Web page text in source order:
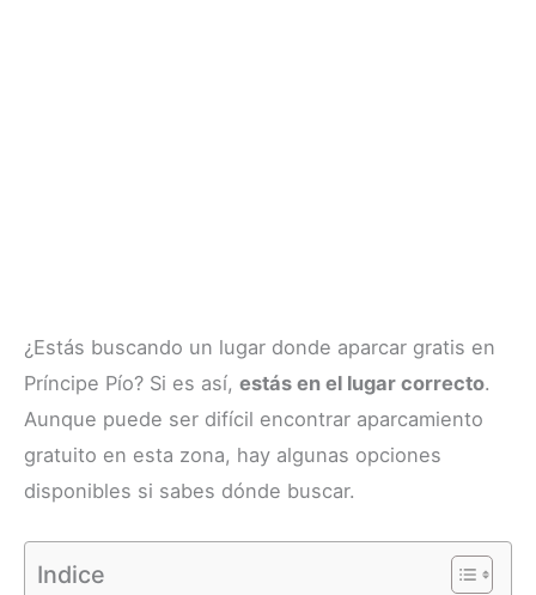
¿Estás buscando un lugar donde aparcar gratis en
Príncipe Pío? Si es así, estás en el lugar correcto.
Aunque puede ser difícil encontrar aparcamiento
gratuito en esta zona, hay algunas opciones
disponibles si sabes dónde buscar.
Indice